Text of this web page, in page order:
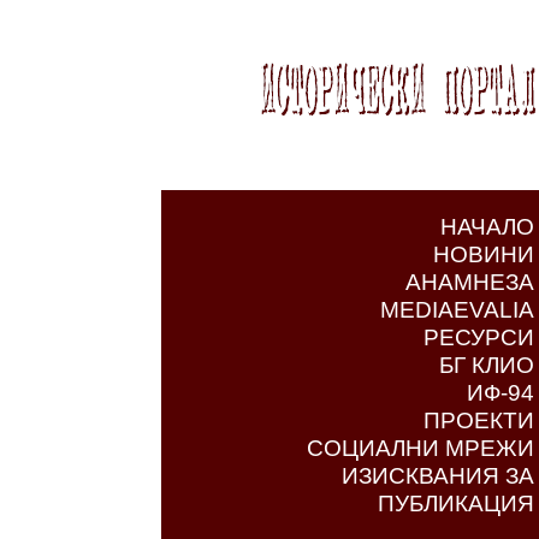
НАЧАЛО
НОВИНИ
АНАМНЕЗА
MEDIAEVALIA
РЕСУРСИ
БГ КЛИО
ИФ-94
ПРОЕКТИ
СОЦИАЛНИ МРЕЖИ
ИЗИСКВАНИЯ ЗА
ПУБЛИКАЦИЯ